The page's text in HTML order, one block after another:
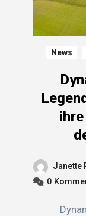
News
Janette
0
Dynamo Dresden gilt als eine der